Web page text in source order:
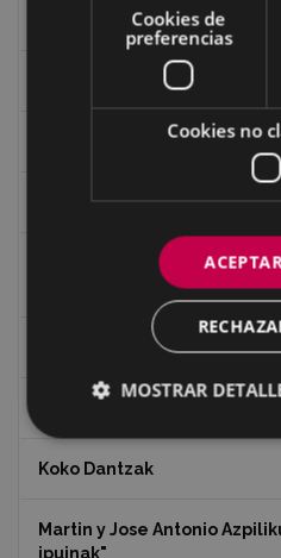
Iglesia de Azitain
Ignacio Zuloaga (1870-2020)
Ignacio Zuloaga, cuadros
Indalecio Ojanguren
Koko Dantzak
Martin y Jose Antonio
ipuinak"
Cookies de
preferencias
Cookies no
MOSTRAR